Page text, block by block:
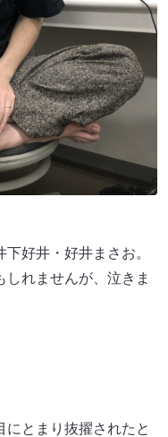
好井・好井まさお。
れませんが、泣きま
にとまり抜擢されたと